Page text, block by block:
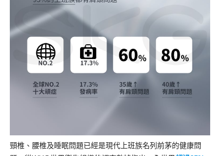
頸椎、腰椎及睡眠問題已經是現代上班族名列前茅的健康問